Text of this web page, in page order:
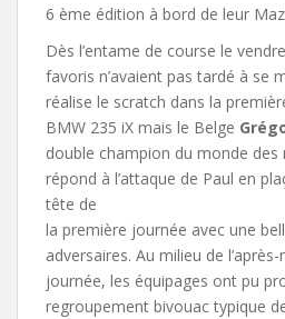
6 ème édition à bord de leur
Dès l’entame de course le
favoris n’avaient pas tardé à se
réalise le scratch dans la
BMW 235 iX mais le Belge
double champion du monde des
répond à l’attaque de Paul en
tête de
la première journée avec une
adversaires. Au milieu de
journée, les équipages ont pu
regroupement bivouac typique